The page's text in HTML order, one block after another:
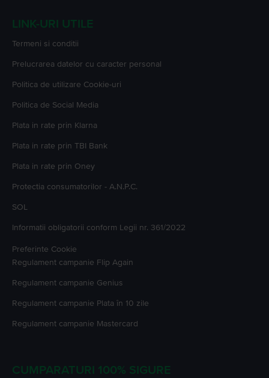
LINK-URI UTILE
Termeni si conditii
Prelucrarea datelor cu caracter personal
Politica de utilizare Cookie-uri
Politica de Social Media
Plata in rate prin Klarna
Plata in rate prin TBI Bank
Plata in rate prin Oney
Protectia consumatorilor - A.N.P.C.
SOL
Informatii obligatorii conform Legii nr. 361/2022
Preferinte Cookie
Regulament campanie Flip Again
Regulament campanie Genius
Regulament campanie Plata în 10 zile
Regulament campanie Mastercard
CUMPARATURI 100% SIGURE